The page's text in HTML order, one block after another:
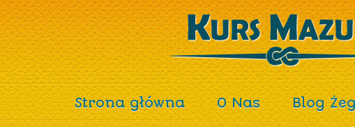
Strona główna O Nas Blog